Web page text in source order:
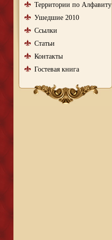
Территории по Алфавиту
Ушедшие 2010
Ссылки
Статьи
Контакты
Гостевая книга